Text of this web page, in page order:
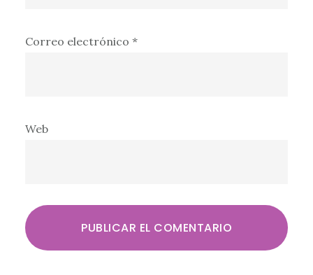
Correo electrónico *
Web